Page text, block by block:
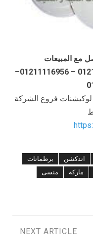
مع المبيعات
موبايل 01211116954 – 01211116955 – 01211116956–
لوكيشنات فروع الشركة
اندكشن
برطمانات
ماركة
منسى
NEXT ARTICLE